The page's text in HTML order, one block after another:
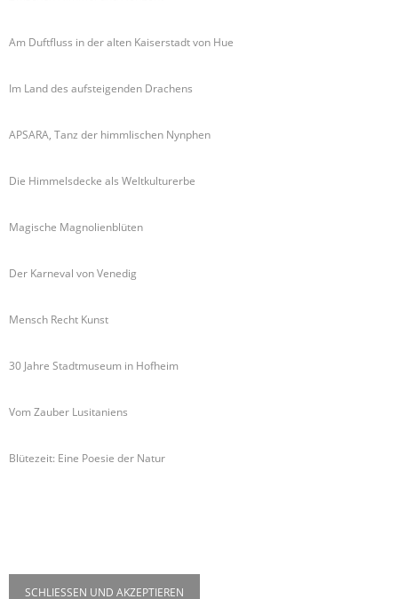
Am Duftfluss in der alten Kaiserstadt von Hue
Im Land des aufsteigenden Drachens
APSARA, Tanz der himmlischen Nynphen
Die Himmelsdecke als Weltkulturerbe
Magische Magnolienblüten
Der Karneval von Venedig
Mensch Recht Kunst
30 Jahre Stadtmuseum in Hofheim
Vom Zauber Lusitaniens
Blütezeit: Eine Poesie der Natur